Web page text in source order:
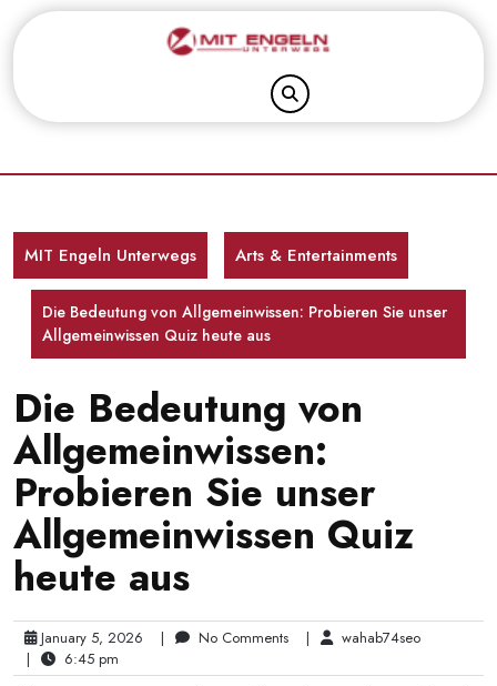
MIT Engeln Unterwegs Arts & Entertainments
Die Bedeutung von Allgemeinwissen: Probieren Sie unser
Allgemeinwissen Quiz heute aus
Die Bedeutung von
Allgemeinwissen:
Probieren Sie unser
Allgemeinwissen Quiz
heute aus
January 5, 2026 | No Comments |
wahab74seo
|
6:45 pm